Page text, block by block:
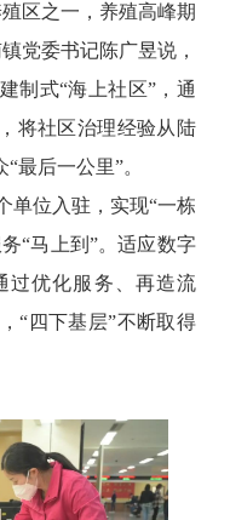
区之一，养殖高峰期
党委书记陈广昱说，
制式“海上社区”，通
将社区治理经验从陆
最后一公里”。
单位入驻，实现“一栋
“马上到”。适应数字
过优化服务、再造流
“四下基层”不断取得